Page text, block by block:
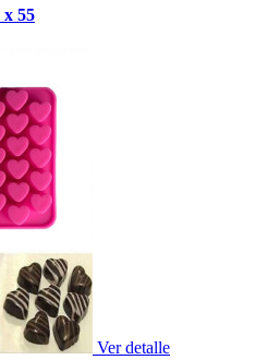
x 55
Ver detalle